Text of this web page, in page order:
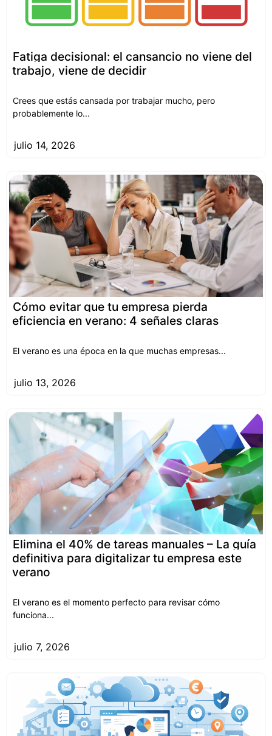
Fatiga decisional: el cansancio no viene del
trabajo, viene de decidir
Crees que estás cansada por trabajar mucho, pero
probablemente lo...
julio 14, 2026
Cómo evitar que tu empresa pierda
eficiencia en verano: 4 señales claras
El verano es una época en la que muchas empresas...
julio 13, 2026
Elimina el 40% de tareas manuales – La guía
definitiva para digitalizar tu empresa este
verano
El verano es el momento perfecto para revisar cómo
funciona...
julio 7, 2026